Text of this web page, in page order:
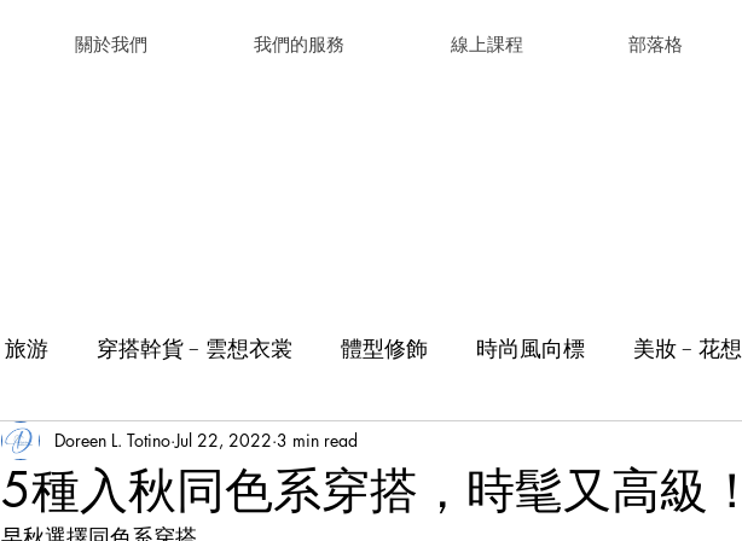
關於我們 我們的服務 線上課程 部落格
旅游 穿搭幹貨﹣雲想衣裳 體型修飾 時尚風向標 美妝﹣花
5種入秋同色系穿搭，時髦又高級！
Doreen L. Totino Jul 22, 2022 3 min read